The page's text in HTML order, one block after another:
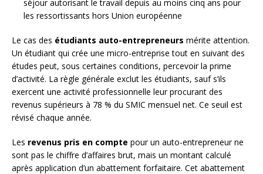
séjour autorisant le travail depuis au moins cinq ans pour
les ressortissants hors Union européenne
Le cas des étudiants auto-entrepreneurs mérite attention.
Un étudiant qui crée une micro-entreprise tout en suivant des
études peut, sous certaines conditions, percevoir la prime
d’activité. La règle générale exclut les étudiants, sauf s’ils
exercent une activité professionnelle leur procurant des
revenus supérieurs à 78 % du SMIC mensuel net. Ce seuil est
révisé chaque année.
Les revenus pris en compte pour un auto-entrepreneur ne
sont pas le chiffre d’affaires brut, mais un montant calculé
après application d’un abattement forfaitaire. Cet abattement